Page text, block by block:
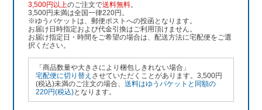
3,500円以上のご注文で送料無料。
3,500円未満は全国一律220円。
※ゆうパケットは、郵便ポストへの投函となります。
お届け日時指定および代金引換はご利用頂けません。
お届け指定日・時間をご希望の場合は、配送方法に宅配便をご選
択ください。
「商品数量や大きさにより梱包しきれない場合」
宅配便に切り替え させていただくことがあります。3,500円
(税込)未満のご注文の場合、送料はゆうパケットと同額の
220円(税込)となります。